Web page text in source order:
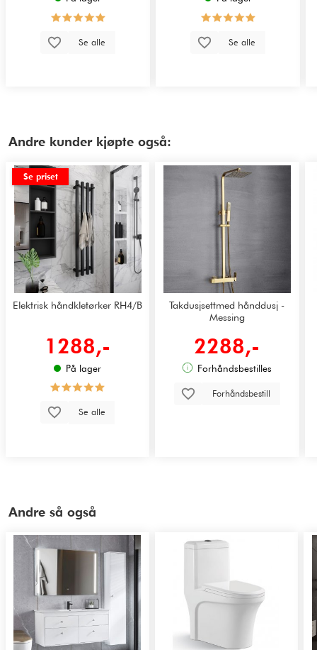
Se alle Se alle
Andre kunder kjøpte også:
Se priset
Elektrisk håndkletørker RH4/B
1288,-
På lager
Se alle
Takdusjsettmed hånddusj -
Messing
2288,-
Forhåndsbestilles
Forhåndsbestill
Andre så også